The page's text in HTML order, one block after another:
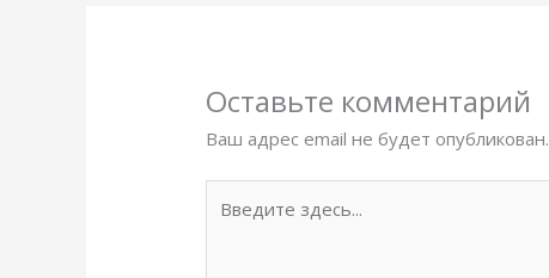
Оставьте комментарий
Ваш адрес email не будет опубликован.
здесь...